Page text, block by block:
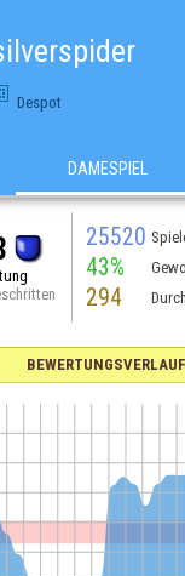
Despot
DAMESPIEL
25520
43%
294
BEWERTUNGSVERLAUF